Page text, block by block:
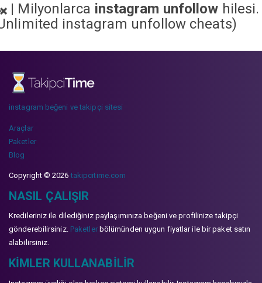
| Milyonlarca instagram unfollow hilesi.
instagram unfollow cheats)
instagram beğeni ve takipçi sitesi
Araçlar
Paketler
Blog
Copyright © 2026takipcitime.com
NASIL ÇALIŞIR
Kredileriniz ile dilediğiniz paylaşımınıza beğeni ve profilinize takipçi
gönderebilirsiniz. Paketlerbölümünden uygun fiyatlar ile bir paket satın
alabilirsiniz.
KIMLER KULLANABILIR